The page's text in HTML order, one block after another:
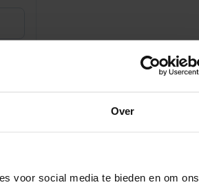
Over
voor social media te bieden en om ons